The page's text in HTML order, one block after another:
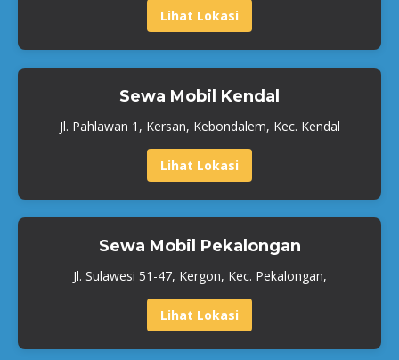
Lihat Lokasi
Sewa Mobil Kendal
Jl. Pahlawan 1, Kersan, Kebondalem, Kec. Kendal
Lihat Lokasi
Sewa Mobil Pekalongan
Jl. Sulawesi 51-47, Kergon, Kec. Pekalongan,
Lihat Lokasi